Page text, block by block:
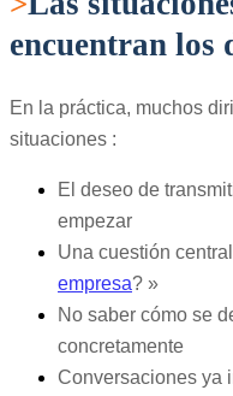
encuentran los
En la práctica, muchos
situaciones :
El deseo de
empezar
Una cuestión central
empresa? »
No saber cómo se
concretamente
Conversaciones ya